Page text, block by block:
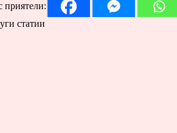
приятели:
статии